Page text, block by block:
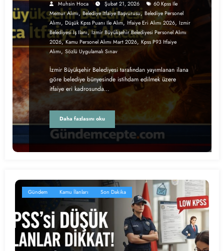
Muhsin Hoca Şubat 21, 2026
60 Kpss Ile
Memur Alımı, Belediye Itfaiye Başvurusu, Belediye Personel
Alımı, Düşük Kpss Puanı Ile Alım, Itfaiye Eri Alımı 2026, Izmir
Belediyesi Iş Ilanı,Izmir Büyükşehir Belediyesi Personel Alımı
2026,Kamu Personel Alımı Mart 2026, Kpss P93 Itfaiye
Alımı, Sözlü Uygulamalı Sınav
İzmir Büyükşehir Belediyesi tarafından yayımlanan ilana
göre belediye bünyesinde istihdam edilmek üzere
itfaiye eri kadrosunda…
Daha fazlasını oku
Gündem Kamu İlanları Son Dakika